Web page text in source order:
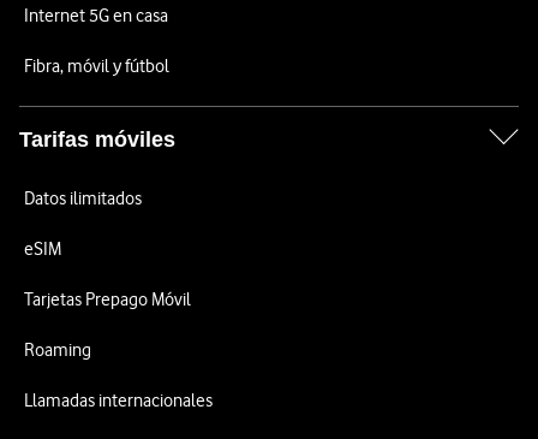
Internet 5G en casa
Fibra, móvil y fútbol
Tarifas móviles
Datos ilimitados
eSIM
Tarjetas Prepago Móvil
Roaming
Llamadas internacionales